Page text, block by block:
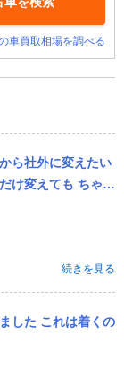
車買取相場を調べる
ら社外に変えたい
け変えても ちゃん
ドサイレ...
続きを見る
した これは着くの